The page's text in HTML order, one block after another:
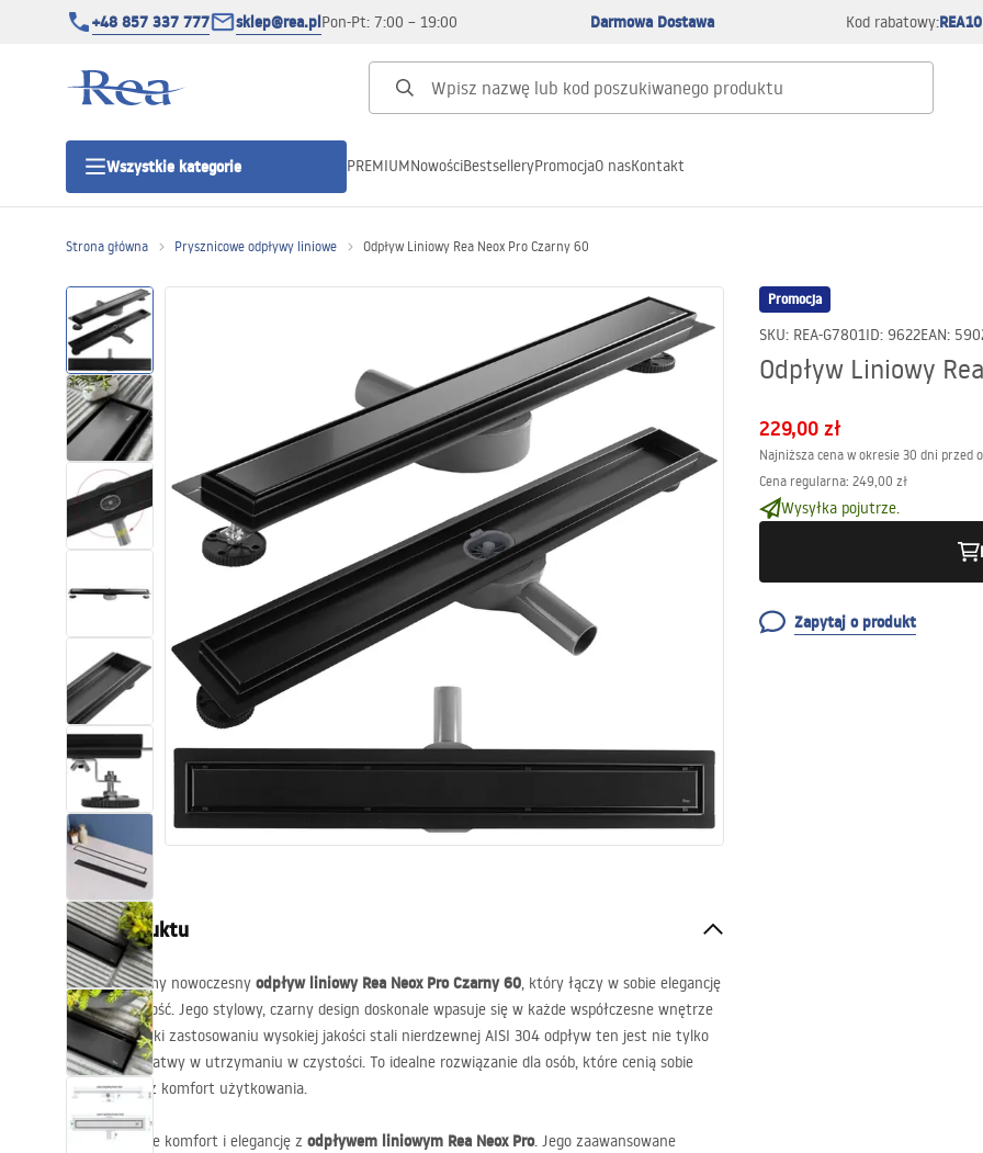
+48 857 337 777 sklep@rea.plPon-Pt: 7:00 – 19:00 Darmowa Dostawa Kod rabatowy:REA10
Wszystkie kategorie
Kategorie produktowe
Kabiny prysznicowe
Drzwi prysznicowe
Brodziki prysznicowe
Odpływy liniowe
Toalety, ubikacje
Wanny i parawany
Baterie
Natryski
Kuchnia
Akcesoria i meble łazienkowe
PREMIUMNowościBestselleryPromocjaO nasKontakt
Strona główna Prysznicowe odpływy liniowe Odpływ Liniowy Rea Neox Pro Czarny 60
Promocja
SKU: REA-G7801ID: 9622EAN:
Odpływ Liniowy
229,00 zł
Najniższa cena w okresie 30 dni przed
Cena regularna: 249,00 zł
Wysyłka pojutrze.
Zapytaj o produkt
Opis produktu
Przedstawiamy nowoczesny odpływ liniowy Rea Neox Pro Czarny 60, który łączy w sobie elegancję
i funkcjonalność. Jego stylowy, czarny design doskonale wpasuje się w każde współczesne wnętrze
łazienki. Dzięki zastosowaniu wysokiej jakości stali nierdzewnej AISI 304 odpływ ten jest nie tylko
trwały, ale i łatwy w utrzymaniu w czystości. To idealne rozwiązanie dla osób, które cenią sobie
estetykę oraz komfort użytkowania.
Zapewnij sobie komfort i elegancję z odpływem liniowym Rea Neox Pro. Jego zaawansowane